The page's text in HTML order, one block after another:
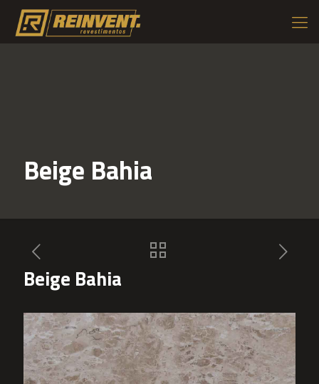
Beige Bahia
Beige Bahia